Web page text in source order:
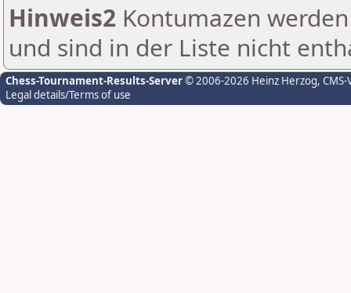
Hinweis2 Kontumazen
und sind in der Liste nicht
Chess-Tournament-Results-Server© 2006-2026 Heinz Herzog,
Legal details/Terms of use